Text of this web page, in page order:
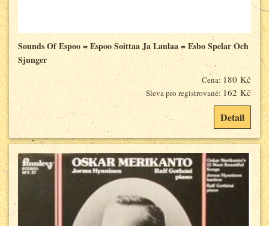
Sounds Of Espoo = Espoo Soittaa Ja Laulaa = Esbo Spelar Och
Sjunger
Cena: 180 Kč
Sleva pro registrované: 162 Kč
Detail